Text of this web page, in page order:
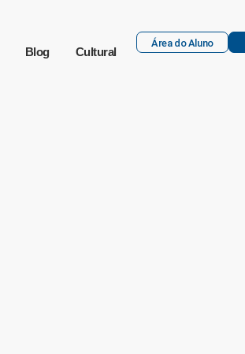
Blog Cultural
Área do Aluno